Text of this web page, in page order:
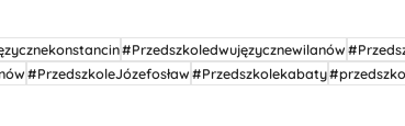
#Przedszkoledwujęzycznewilanów
#PrzedszkoleJózefosław#Przedszkolekabaty